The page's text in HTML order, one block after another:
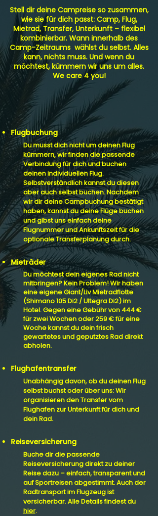
Stell dir deine Campreise so zusammen,
wie sie für dich passt: Camp, Flug,
Mietrad, Transfer, Unterkunft – flexibel
kombinierbar. Wann innerhalb des
Camp-Zeitraums wählst du selbst. Alles
kann, nichts muss. Und wenn du
möchtest, kümmern wir uns um alles.
We care 4 you!
Flugbuchung
Du musst dich nicht um deinen Flug
kümmern, wir finden die passende
Verbindung für dich und buchen
deinen individuellen Flug.
Selbstverständlich kannst du diesen
aber auch selbst buchen. Nachdem
wir dir deine Campbuchung bestätigt
haben, kannst du deine Flüge buchen
und gibst uns einfach deine
Flugnummer und Ankunftszeit für die
optionale Transferplanung durch.
Mieträder
Du möchtest dein eigenes Rad nicht
mitbringen? Kein Problem! Wir haben
eine eigene Giant/Liv Mietradflotte
(Shimano 105 Di2 / Ultegra Di2) im
Hotel. Gegen eine Gebühr von 444 €
für zwei Wochen oder 259 € für eine
Woche kannst du dein frisch
gewartetes und geputztes Rad direkt
abholen.
Flughafentransfer
Unabhängig davon, ob du deinen Flug
selbst buchst oder über uns: Wir
organisieren den Transfer vom
Flughafen zur Unterkunft für dich und
dein Rad.
Reiseversicherung
Buche dir die passende
Reiseversicherung direkt zu deiner
Reise dazu – einfach, transparent und
auf Sportreisen abgestimmt. Auch der
Radtransport im Flugzeug ist
versicherbar. Alle Details findest du
hier.